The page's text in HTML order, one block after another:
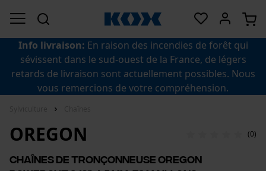
Info livraison: En raison des incendies de forêt qui
sévissent dans le sud-ouest de la France, de légers
retards de livraison sont actuellement possibles. Nous
vous remercions de votre compréhension.
OREGON (0)
Chaînes de tronçonneuse Oregon